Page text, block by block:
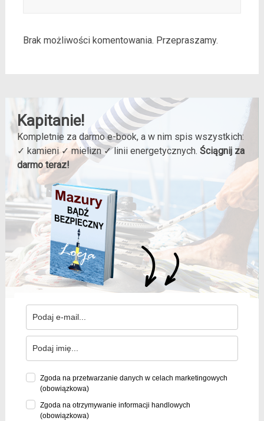
Brak możliwości komentowania. Przepraszamy.
Kapitanie!
Kompletnie za darmo e-book, a w nim spis wszystkich:
✓ kamieni ✓ mielizn ✓ linii energetycznych.Ściągnij za
darmo teraz!
Zgoda na przetwarzanie danych w celach marketingowych
(obowiązkowa)
Zgoda na otrzymywanie informacji handlowych
(obowiązkowa)